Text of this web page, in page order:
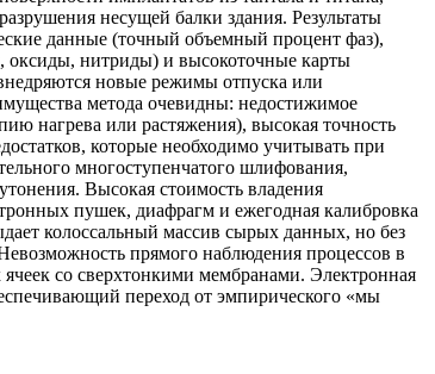
несущей балки здания. Результаты
данные (точный объемный процент фаз),
оксиды, нитриды) и высокоточные карты
новые режимы отпуска или
метода очевидны: недостижимое
нагрева или растяжения), высокая точность
которые необходимо учитывать при
многоступенчатого шлифования,
Высокая стоимость владения
пушек, диафрагм и ежегодная калибровка
колоссальный массив сырых данных, но без
прямого наблюдения процессов в
со сверхтонкими мембранами. Электронная
переход от эмпирического «мы